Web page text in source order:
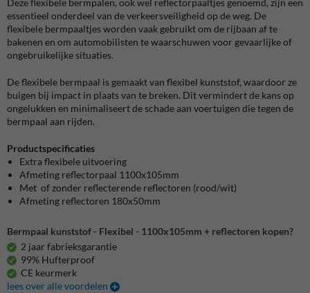
essentieel onderdeel van de verkeersveiligheid op de weg. De
flexibele bermpaaltjes worden vaak gebruikt om de rijbaan af te
bakenen en om automobilisten te waarschuwen voor gevaarlijke of
ongebruikelijke situaties.
De flexibele bermpaal is gemaakt van flexibel kunststof, waardoor ze
buigen bij impact in plaats van te breken. Dit vermindert de kans op
ongelukken en minimaliseert de schade aan voertuigen die tegen de
bermpaal aan rijden.
Productspecificaties
Extra flexibele uitvoering
Afmeting reflectorpaal 1100x105mm
Met of zonder reflecterende reflectoren (rood/wit)
Afmeting reflectoren 180x50mm
Bermpaal kunststof - Flexibel - 1100x105mm + reflectoren kopen?
2 jaar fabrieksgarantie
99% Hufterproof
CE keurmerk
lees over alle voordelen